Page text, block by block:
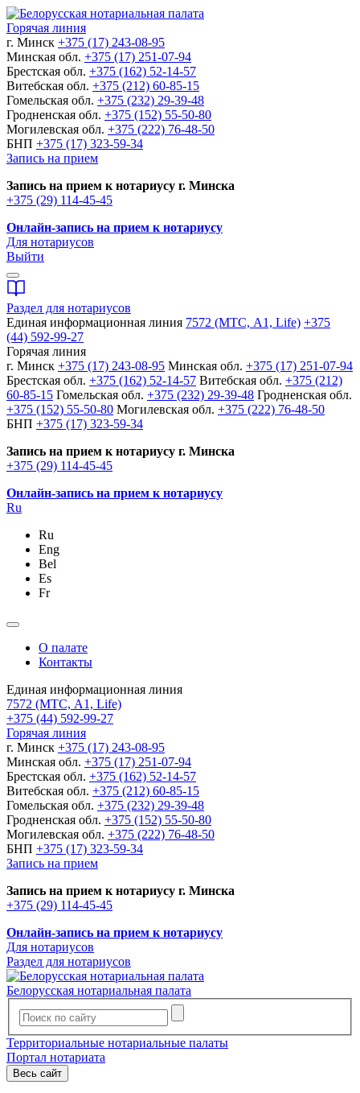
Горячая линия
г. Минск +375 (17) 243-08-95
Минская обл. +375 (17) 251-07-94
Брестская обл. +375 (162) 52-14-57
Витебская обл. +375 (212) 60-85-15
Гомельская обл. +375 (232) 29-39-48
Гродненская обл. +375 (152) 55-50-80
Могилевская обл. +375 (222) 76-48-50
БНП +375 (17) 323-59-34
Запись на прием
Запись на прием к нотариусу г. Минска
+375 (29) 114-45-45
Онлайн-запись на прием к нотариусу
Для нотариусов
Выйти
Раздел для нотариусов
Единая информационная линия 7572 (МТС, A1, Life) +375
(44) 592-99-27
Горячая линия
г. Минск +375 (17) 243-08-95 Минская обл. +375 (17) 251-07-94
Брестская обл. +375 (162) 52-14-57 Витебская обл. +375 (212)
60-85-15 Гомельская обл. +375 (232) 29-39-48 Гродненская обл.
+375 (152) 55-50-80 Могилевская обл. +375 (222) 76-48-50
БНП +375 (17) 323-59-34
Запись на прием к нотариусу г. Минска
+375 (29) 114-45-45
Онлайн-запись на прием к нотариусу
Ru
Ru
Eng
Bel
Es
Fr
О палате
Контакты
Единая информационная линия
7572 (МТС, A1, Life)
+375 (44) 592-99-27
Горячая линия
г. Минск +375 (17) 243-08-95
Минская обл. +375 (17) 251-07-94
Брестская обл. +375 (162) 52-14-57
Витебская обл. +375 (212) 60-85-15
Гомельская обл. +375 (232) 29-39-48
Гродненская обл. +375 (152) 55-50-80
Могилевская обл. +375 (222) 76-48-50
БНП +375 (17) 323-59-34
Запись на прием
Запись на прием к нотариусу г. Минска
+375 (29) 114-45-45
Онлайн-запись на прием к нотариусу
Для нотариусов
Раздел для нотариусов
Белорусская нотариальная палата
Территориальные нотариальные палаты
Портал нотариата
Весь сайт